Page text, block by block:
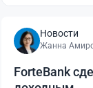
Новости
Жанна
ForteBank